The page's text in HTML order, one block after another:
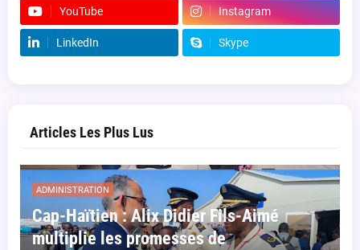
YouTube Instagram
LinkedIn Skype
Articles Les Plus Lus
ADMINISTRATION
Cap-Haïtien : Alix Didier Fils-Aimé
multiplie les promesses de